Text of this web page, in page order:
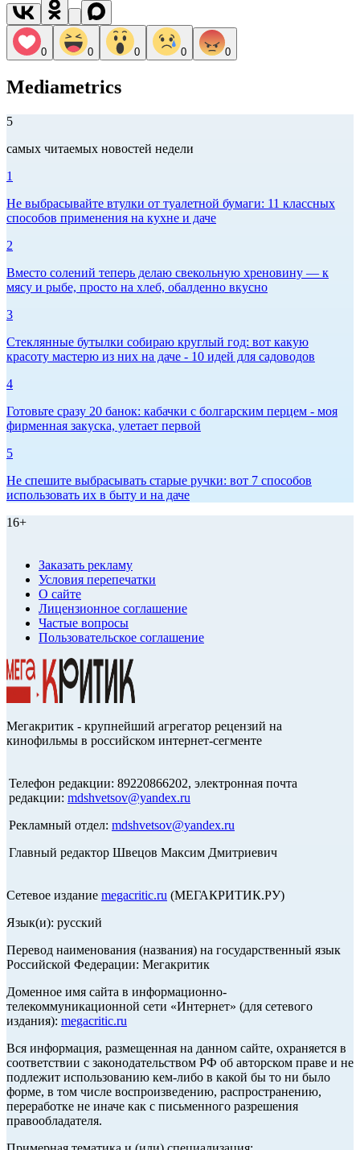
0 0 0 0 0
Mediametrics
5
самых читаемых новостей недели
1
Не выбрасывайте втулки от туалетной бумаги: 11 классных
способов применения на кухне и даче
2
Вместо солений теперь делаю свекольную хреновину — к
мясу и рыбе, просто на хлеб, обалденно вкусно
3
Стеклянные бутылки собираю круглый год: вот какую
красоту мастерю из них на даче - 10 идей для садоводов
4
Готовьте сразу 20 банок: кабачки с болгарским перцем - моя
фирменная закуска, улетает первой
5
Не спешите выбрасывать старые ручки: вот 7 способов
использовать их в быту и на даче
16+
Заказать рекламу
Условия перепечатки
О сайте
Лицензионное соглашение
Частые вопросы
Пользовательское соглашение
Мегакритик - крупнейший агрегатор рецензий на
кинофильмы в российском интернет-сегменте
Телефон редакции: 89220866202, электронная почта
редакции: mdshvetsov@yandex.ru
Рекламный отдел: mdshvetsov@yandex.ru
Главный редактор Швецов Максим Дмитриевич
Сетевое издание megacritic.ru (МЕГАКРИТИК.РУ)
Язык(и): русский
Перевод наименования (названия) на государственный язык
Российской Федерации: Мегакритик
Доменное имя сайта в информационно-
телекоммуникационной сети «Интернет» (для сетевого
издания): megacritic.ru
Вся информация, размещенная на данном сайте, охраняется в
соответствии с законодательством РФ об авторском праве и не
подлежит использованию кем-либо в какой бы то ни было
форме, в том числе воспроизведению, распространению,
переработке не иначе как с письменного разрешения
правообладателя.